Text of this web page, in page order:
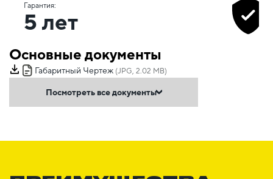
Гарантия:
5 лет
Основные документы
Габаритный Чертеж (JPG, 2.02 MB)
Посмотреть все документы